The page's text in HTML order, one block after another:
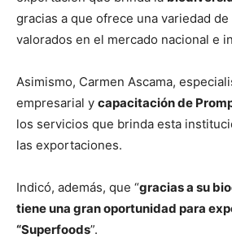
gracias a que ofrece una variedad
valorados en el mercado nacional e
Asimismo, Carmen Ascama,
empresarial y capacitación de
los servicios que brinda esta
las exportaciones.
Indicó, además, que “gracias a su
tiene una gran oportunidad para
“Superfoods”.